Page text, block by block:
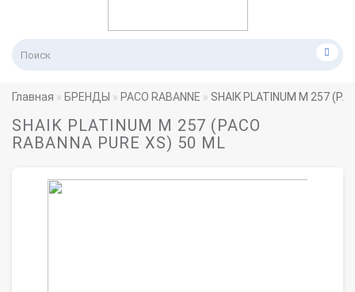
Главная БРЕНДЫ PACO RABANNE SHAIK PLATINUM M 257
SHAIK PLATINUM M 257 (PACO
RABANNA PURE XS) 50 ML